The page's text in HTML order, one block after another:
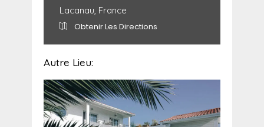
Lacanau, France
Obtenir Les Directions
Autre Lieu: